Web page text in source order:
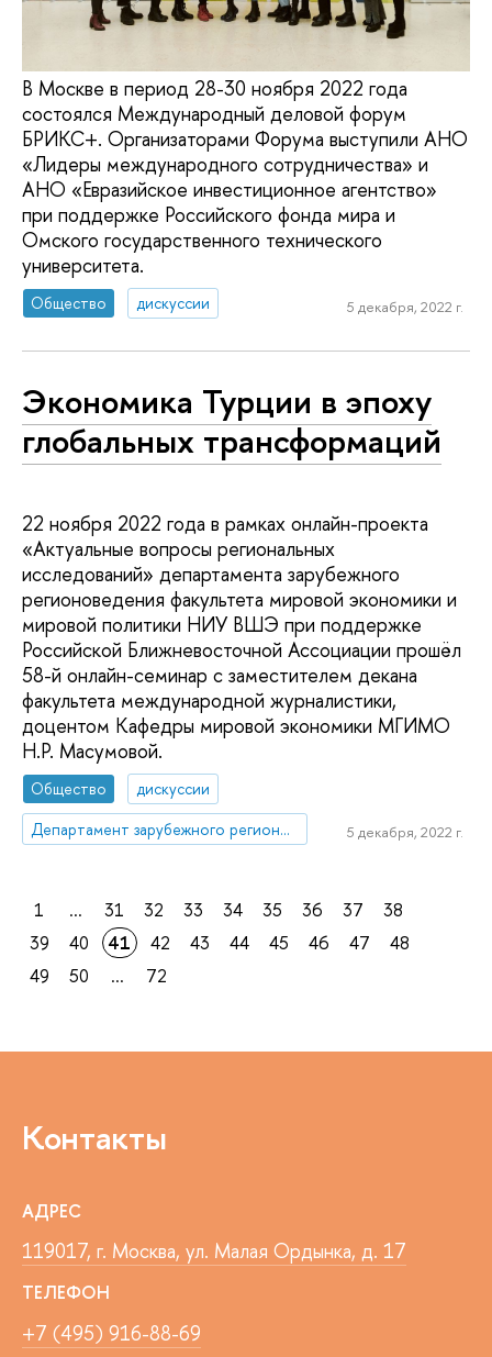
В Москве в период 28-30 ноября 2022 года
состоялся Международный деловой форум
БРИКС+. Организаторами Форума выступили АНО
«Лидеры международного сотрудничества» и
АНО «Евразийское инвестиционное агентство»
при поддержке Российского фонда мира и
Омского государственного технического
университета.
Общество дискуссии 5 декабря, 2022 г.
Экономика Турции в эпоху
глобальных трансформаций
22 ноября 2022 года в рамках онлайн-проекта
«Актуальные вопросы региональных
исследований» департамента зарубежного
регионоведения факультета мировой экономики и
мировой политики НИУ ВШЭ при поддержке
Российской Ближневосточной Ассоциации прошёл
58-й онлайн-семинар с заместителем декана
факультета международной журналистики,
доцентом Кафедры мировой экономики МГИМО
Н.Р. Масумовой.
Общество
дискуссии
Департамент зарубежного регионоведения
5 декабря, 2022 г.
1 ... 31 32 33 34 35 36 37
38
39
40 41 42 43 44 45 46 47
48
49
50 ... 72
Контакты
АДРЕС
119017, г. Москва, ул. Малая Ордынка, д. 17
ТЕЛЕФОН
+7 (495) 916-88-69